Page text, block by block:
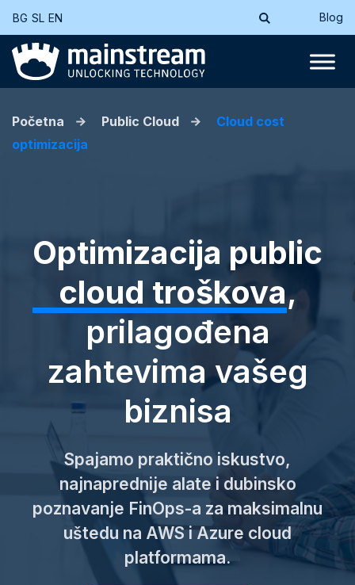
BG SL EN Blog
Početna Public Cloud
Cloud cost
optimizacija
Optimizacija public
cloud troškova,
prilagođena
zahtevima vašeg
biznisa
Spajamo praktično iskustvo,
najnaprednije alate i dubinsko
poznavanje FinOps-a za maksimalnu
uštedu na AWS i Azure cloud
platformama.